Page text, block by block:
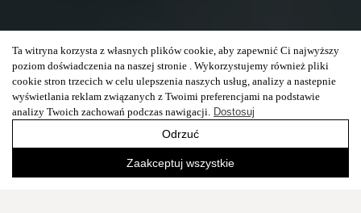
Ta witryna korzysta z własnych plików cookie, aby zapewnić Ci najwyższy
poziom doświadczenia na naszej stronie . Wykorzystujemy również pliki
cookie stron trzecich w celu ulepszenia naszych usług, analizy a nastepnie
wyświetlania reklam związanych z Twoimi preferencjami na podstawie
analizy Twoich zachowań podczas nawigacji. Dostosuj
Odrzuć
Zaakceptuj wszystkie